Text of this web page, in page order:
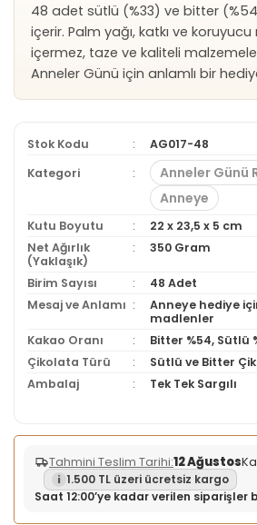
48 adet sütlü (%33) ve bitter
içerir. Palm yağı, katkı ve
içermez, taze ve kaliteli
Anneler Günü için anlamlı bir
Stok Kodu
AG017-48
Kategori
Anneler Günü
Anneye
Kutu Boyutu
22 x 23,5 x 5 cm
Net Ağırlık
(Yaklaşık)
350 Gram
Birim Sayısı
48 Adet
Mesaj ve Anlamı
Anneye hediye
madlenler
Kakao Oranı
Bitter %54, Sütlü
Çikolata Türü
Sütlü ve Bitter
Ambalaj
Tek Tek Sargılı
Tahmini Teslim Tarihi:12 Ağustos
1.500 TL üzeri ücretsiz kargo
Saat 12:00’ye kadar verilen siparişler